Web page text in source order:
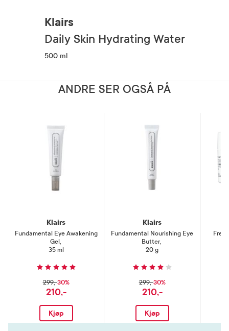
Klairs
Daily Skin Hydrating Water
500 ml
ANDRE SER OGSÅ PÅ
Klairs
Fundamental Eye Awakening
Gel ,
35 ml
299,-30%
210,-
Kjøp
Klairs
Fundamental Nourishing Eye
Butter,
20 g
299,-30%
210,-
Kjøp